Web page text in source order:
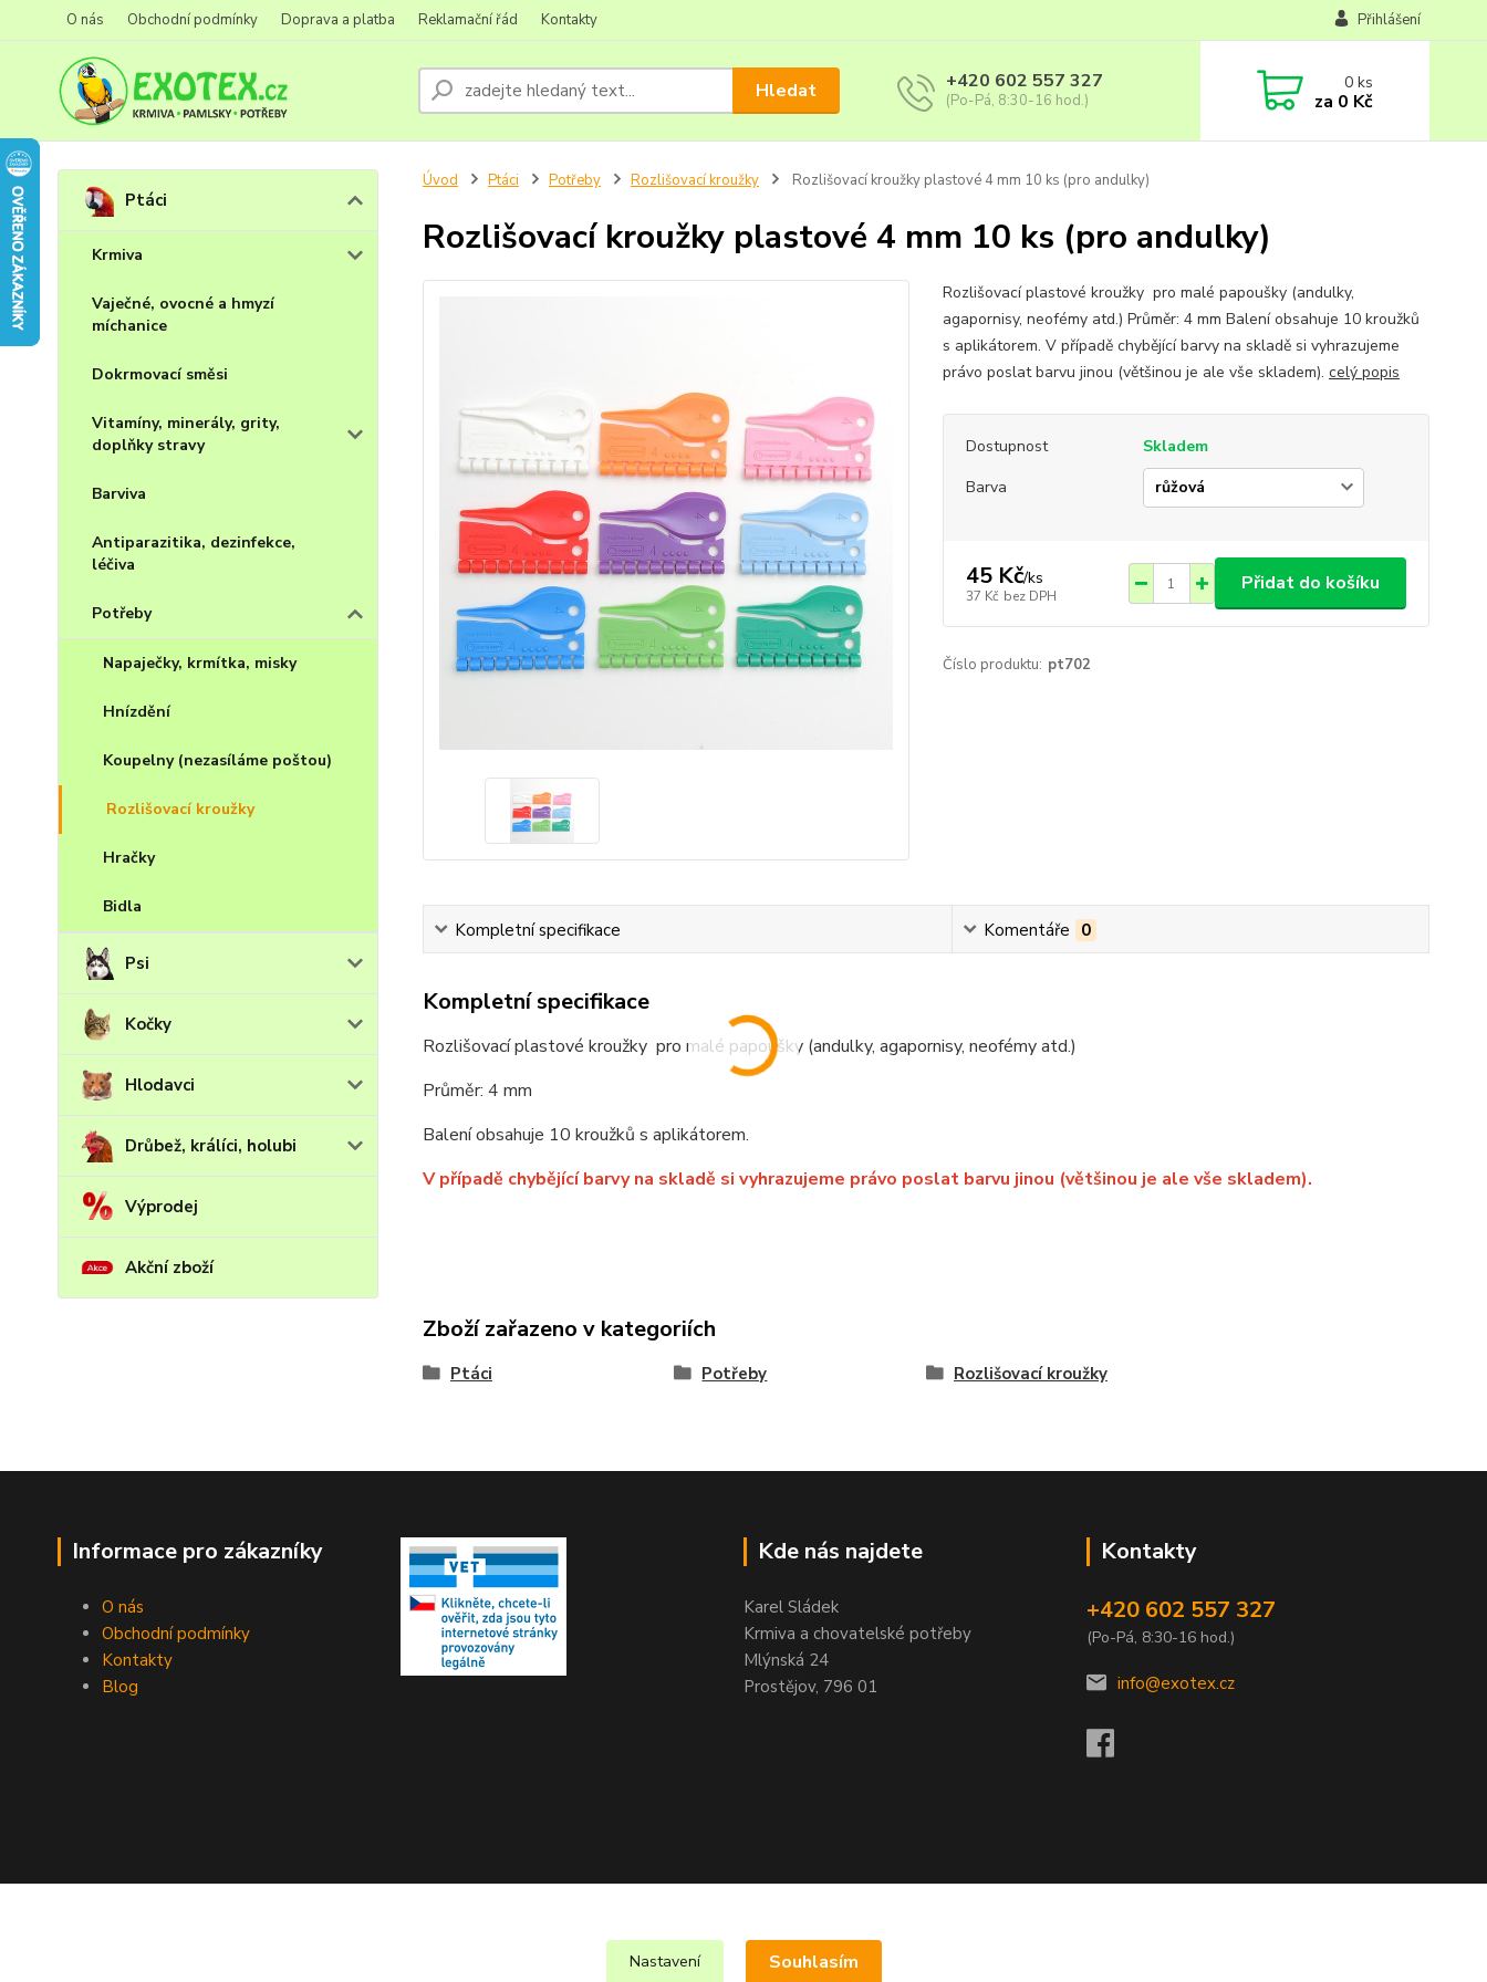
O nás Obchodní podmínky Doprava a platba Reklamační řád Kontakty Přihlášení
Hledat +420 602 557 327
(Po-Pá, 8:30-16 hod.)
0ks
za 0 Kč
Ptáci
Krmiva
Vaječné, ovocné a hmyzí
míchanice
Dokrmovací směsi
Vitamíny, minerály, grity,
doplňky stravy
Barviva
Antiparazitika, dezinfekce,
léčiva
Potřeby
Napaječky, krmítka, misky
Hnízdění
Koupelny (nezasíláme poštou)
Rozlišovací kroužky
Hračky
Bidla
Psi
Kočky
Hlodavci
Drůbež, králíci, holubi
Výprodej
Akční zboží
Úvod Ptáci Potřeby Rozlišovací kroužky Rozlišovací kroužky plastové 4 mm 10 ks (pro andulky)
Rozlišovací kroužky plastové 4 mm 10 ks (pro andulky)
Rozlišovací plastové kroužky pro malé papoušky (andulky,
agapornisy, neofémy atd.) Průměr: 4 mm Balení obsahuje 10 kroužků
s aplikátorem. V případě chybějící barvy na skladě si vyhrazujeme
právo poslat barvu jinou (většinou je ale vše skladem). celý popis
Dostupnost
Skladem
Barva
45 Kč/ks
37 Kč bez DPH
Přidat do košíku
Číslo produktu: pt702
Kompletní specifikace Komentáře 0
Kompletní specifikace
Rozlišovací plastové kroužky pro malé papoušky (andulky, agapornisy, neofémy atd.)
Průměr: 4 mm
Balení obsahuje 10 kroužků s aplikátorem.
V případě chybějící barvy na skladě si vyhrazujeme právo poslat barvu jinou (většinou je ale vše skladem).
Zboží zařazeno v kategoriích
Ptáci Potřeby Rozlišovací kroužky
Informace pro zákazníky
O nás
Obchodní podmínky
Kontakty
Blog
Kde nás najdete
Karel Sládek
Krmiva a chovatelské potřeby
Mlýnská 24
Prostějov, 796 01
Kontakty
+420 602 557 327
(Po-Pá, 8:30-16 hod.)
info@exotex.cz
Nastavení Souhlasím